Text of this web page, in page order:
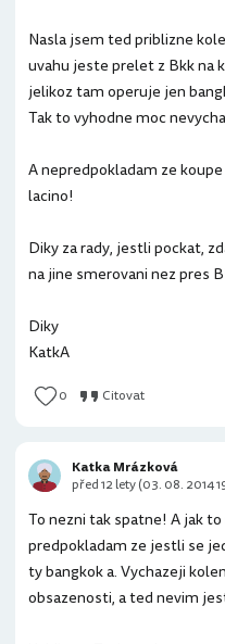
Nasla jsem ted priblizne
uvahu jeste prelet z Bkk na
jelikoz tam operuje jen
Tak to vyhodne moc
A nepredpokladam ze
lacino!
Diky za rady, jestli pockat,
na jine smerovani nez pres
Diky
KatkA
0 Citovat
To nezni tak spatne! A jak
predpokladam ze jestli se
ty bangkok a. Vychazeji
obsazenosti, a ted nevim
Katka Mrázková
před 12 lety (03. 08. 2014